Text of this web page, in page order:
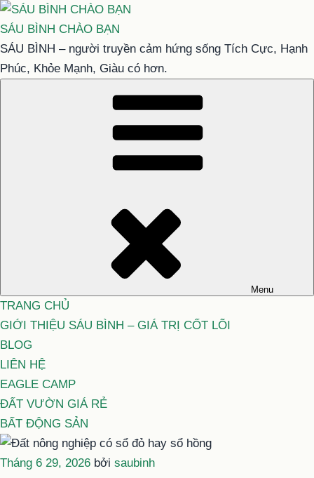
Chuyển
đến
phần
nội
SÁU BÌNH CHÀO BẠN
SÁU BÌNH – người truyền cảm hứng sống Tích Cực, Hạnh
Phúc, Khỏe Mạnh, Giàu có hơn.
Menu
TRANG CHỦ
GIỚI THIỆU SÁU BÌNH – GIÁ TRỊ CỐT LÕI
BLOG
LIÊN HỆ
EAGLE CAMP
ĐẤT VƯỜN GIÁ RẺ
BẤT ĐỘNG SẢN
Đăng
Tháng 6 29, 2026 bởi saubinh